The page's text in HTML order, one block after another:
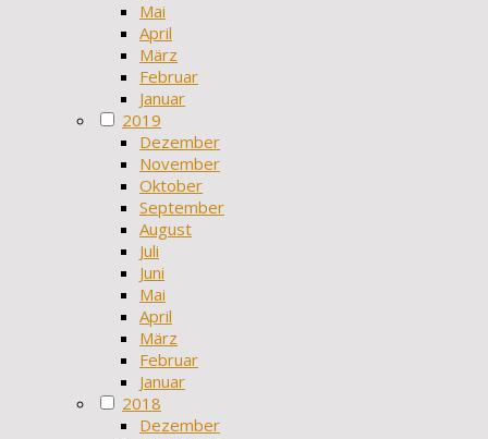
Mai
April
März
Februar
Januar
2019
Dezember
November
Oktober
September
August
Juli
Juni
Mai
April
März
Februar
Januar
2018
Dezember